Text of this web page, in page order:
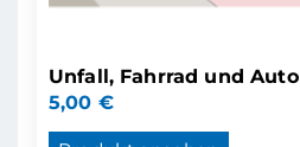
Unfall, Fahrrad und Auto
5,00 €